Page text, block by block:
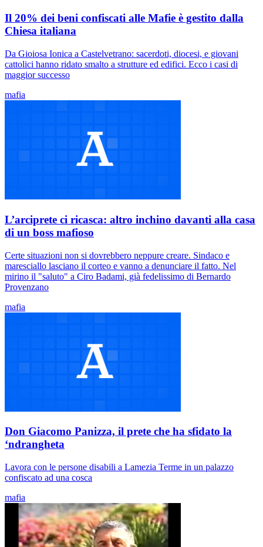
Il 20% dei beni confiscati alle Mafie è gestito dalla
Chiesa italiana
Da Gioiosa Ionica a Castelvetrano: sacerdoti, diocesi, e giovani
cattolici hanno ridato smalto a strutture ed edifici. Ecco i casi di
maggior successo
mafia
L’arciprete ci ricasca: altro inchino davanti alla casa
di un boss mafioso
Certe situazioni non si dovrebbero neppure creare. Sindaco e
maresciallo lasciano il corteo e vanno a denunciare il fatto. Nel
mirino il "saluto" a Ciro Badami, già fedelissimo di Bernardo
Provenzano
mafia
Don Giacomo Panizza, il prete che ha sfidato la
‘ndrangheta
Lavora con le persone disabili a Lamezia Terme in un palazzo
confiscato ad una cosca
mafia